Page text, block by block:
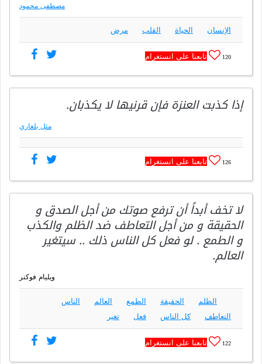
مصطفى محمود
الإنسان الحياة القلب مرض
120 تابعنا على انستغرام
إذا كذبت العنزة فإن قرنيها لا يكذبان.
مثل بلغاري
126 تابعنا على انستغرام
لا تخف أبداً أن ترفع صوتك من أجل الصدق و
الحقيقة و من أجل التعاطف ضد الظلم والكذب
و الطمع . لو فعل كل الناس ذلك .. سيتغير
العالم.
ويليام فوكنر
الظلم الحقيقة الطمع العالم
الناس
التعاطف
كل الناس فعل تغير
122 تابعنا على انستغرام